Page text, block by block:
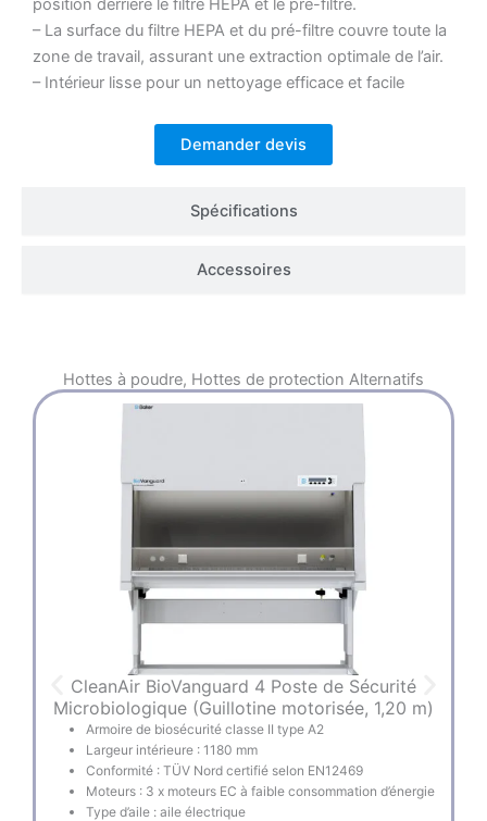
Spécifications
Accessoires
position derrière le filtre HEPA et le pré-filtre.
– La surface du filtre HEPA et du pré-filtre couvre toute la
zone de travail, assurant une extraction optimale de l’air.
– Intérieur lisse pour un nettoyage efficace et facile
Demander devis
Hottes à poudre, Hottes de protection Alternatifs
CleanAir BioVanguard 4 Poste de Sécurité
Microbiologique (Guillotine motorisée, 1,20 m)
Armoire de biosécurité classe II type A2
Largeur intérieure : 1180 mm
Conformité : TÜV Nord certifié selon EN12469
Moteurs : 3 x moteurs EC à faible consommation d’énergie
Type d’aile : aile électrique